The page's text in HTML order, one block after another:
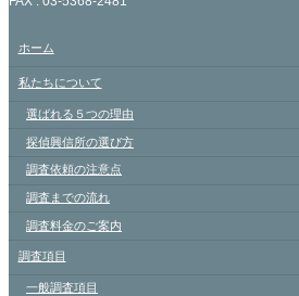
ホーム
私たちについて
選ばれる５つの理由
探偵興信所の選び方
調査依頼の注意点
調査までの流れ
調査料金のご案内
調査項目
一般調査項目